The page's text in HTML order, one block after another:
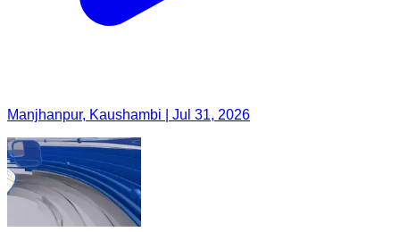
Manjhanpur, Kaushambi | Jul 31, 2026